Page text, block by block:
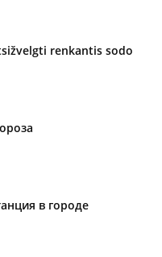
renkantis sodo
в городе